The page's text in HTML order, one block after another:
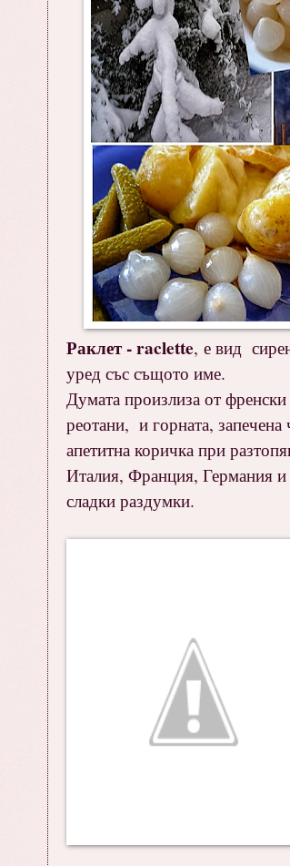
Раклет - raclette, е вид
уред със същото име.
Думата произлиза от
реотани, и горната, запечена
апетитна коричка при
Италия, Франция, Германия и
сладки раздумки.